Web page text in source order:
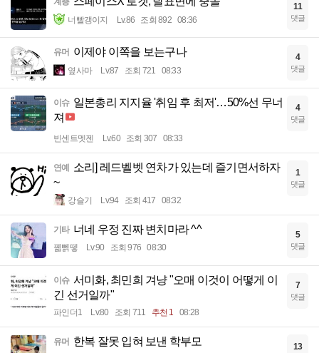
너빨갱이지 Lv.86 조회 892 08:36
11
댓글
유머 이제야 이쪽을 보는구나
옆사마 Lv.87 조회 721 08:33
4
댓글
이슈 일본총리 지지율 '취임 후 최저'…50%선 무너
져
빈센트멧젠 Lv.60 조회 307 08:33
4
댓글
연예
소리] 레드벨벳 연차가 있는데 즐기면서하자
~
강슬기 Lv.94 조회 417 08:32
1
댓글
기타 너네 우정 진짜 변치마라 ^^
꿻뻵뗗 Lv.90 조회 976 08:30
5
댓글
이슈 서미화, 최민희 겨냥 "오매 이것이 어떻게 이
긴 선거일까"
파인더1 Lv.80 조회 711 추천 1 08:28
7
댓글
유머 한복 잘못 입혀 보낸 학부모 13